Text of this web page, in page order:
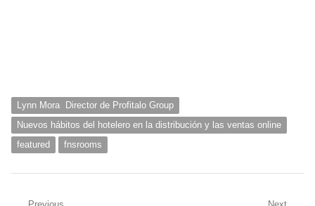
Lynn Mora Director de Profitalo Group
Nuevos hábitos del hotelero en la distribución y las ventas online
featured
fnsrooms